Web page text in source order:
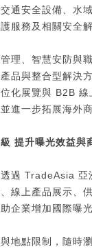
通安全設備、水
服務及相關安全
理、智慧安防與
品與整合型解決
化展覽與 B2B
進一步拓展海外
提升曝光效益與
過 TradeAsia 亞
線上產品展示、
企業增加國際曝
地點限制，隨時